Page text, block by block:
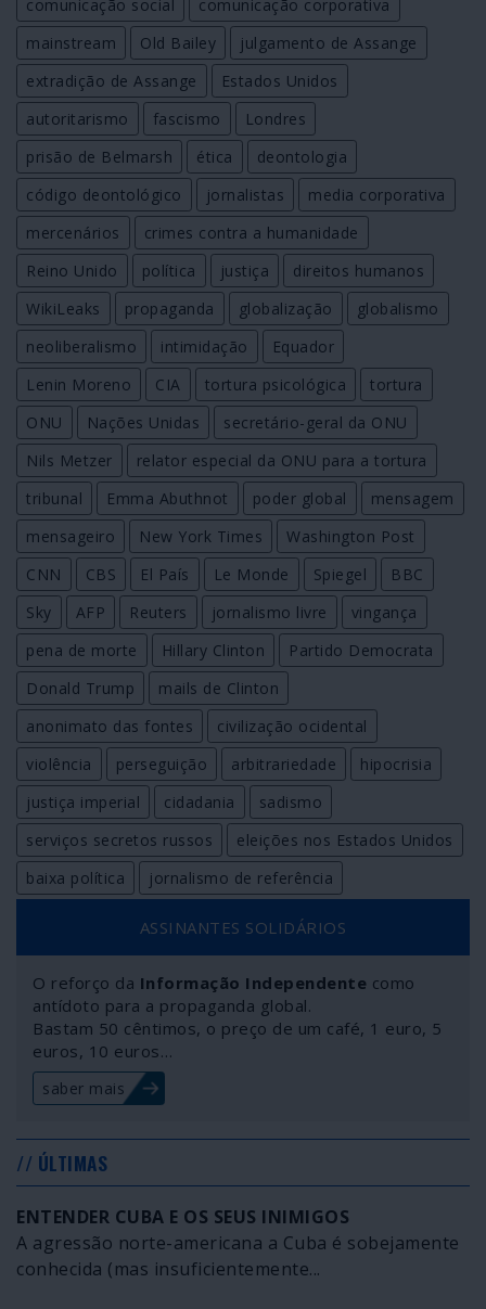
comunicação social
comunicação corporativa
mainstream
Old Bailey
julgamento de Assange
extradição de Assange
Estados Unidos
autoritarismo
fascismo
Londres
prisão de Belmarsh
ética
deontologia
código deontológico
jornalistas
media corporativa
mercenários
crimes contra a humanidade
Reino Unido
política justiça
direitos humanos
WikiLeaks
propaganda globalização
globalismo
neoliberalismo
intimidação
Equador
Lenin Moreno
CIA tortura psicológica
tortura
ONU
Nações Unidas
secretário-geral da ONU
Nils Metzer
relator especial da ONU para a tortura
tribunal
Emma Abuthnot poder global
mensagem
mensageiro
New York Times
Washington Post
CNN
CBS El País Le Monde Spiegel
BBC
Sky
AFP Reuters jornalismo livre
vingança
pena de morte
Hillary Clinton
Partido Democrata
Donald Trump
mails de Clinton
anonimato das fontes
civilização ocidental
violência
perseguição arbitrariedade
hipocrisia
justiça imperial
cidadania
sadismo
serviços secretos russos
eleições nos Estados Unidos
baixa política
jornalismo de referência
ASSINANTES SOLIDÁRIOS
O reforço da Informação Independente como
antídoto para a propaganda global.
Bastam 50 cêntimos, o preço de um café, 1 euro, 5
euros, 10 euros…
saber mais
// ÚLTIMAS
ENTENDER CUBA E OS SEUS INIMIGOS
A agressão norte-americana a Cuba é sobejamente
conhecida (mas insuficientemente...